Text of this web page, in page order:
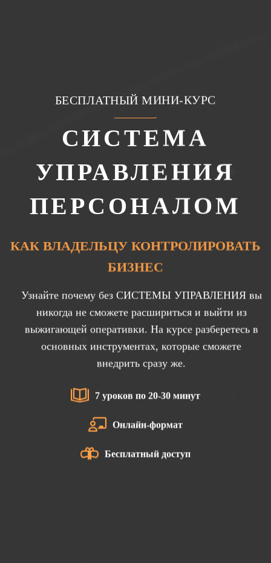
БЕСПЛАТНЫЙ МИНИ-КУРС
СИСТЕМА
УПРАВЛЕНИЯ
ПЕРСОНАЛОМ
КАК ВЛАДЕЛЬЦУ КОНТРОЛИРОВАТЬ
БИЗНЕС
Узнайте почему без СИСТЕМЫ УПРАВЛЕНИЯ вы
никогда не сможете расшириться и выйти из
выжигающей оперативки. На курсе разберетесь в
основных инструментах, которые сможете
внедрить сразу же.
7 уроков по 20-30 минут
Онлайн-формат
Бесплатный доступ